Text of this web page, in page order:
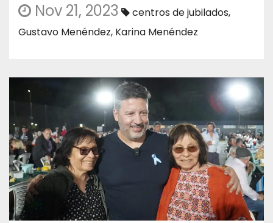
Nov 21, 2023 centros de jubilados,
Gustavo Menéndez, Karina Menéndez